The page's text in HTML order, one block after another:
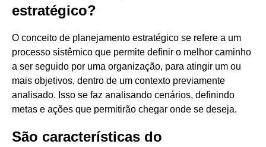
estratégico?
O conceito de planejamento estratégico se refere a um
processo sistêmico que permite definir o melhor caminho
a ser seguido por uma organização, para atingir um ou
mais objetivos, dentro de um contexto previamente
analisado. Isso se faz analisando cenários, definindo
metas e ações que permitirão chegar onde se deseja.
São características do